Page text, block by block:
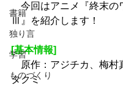
書籍
独り言
学習
ものづくり
今回はアニメ『終末の
Ⅲ』を紹介します！
[基本情報]
原作：アジチカ、梅村
タクミ